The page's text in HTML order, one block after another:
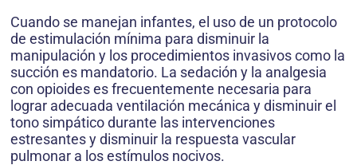
Cuando se manejan infantes, el uso de un protocolo
de estimulación mínima para disminuir la
manipulación y los procedimientos invasivos como la
succión es mandatorio. La sedación y la analgesia
con opioides es frecuentemente necesaria para
lograr adecuada ventilación mecánica y disminuir el
tono simpático durante las intervenciones
estresantes y disminuir la respuesta vascular
pulmonar a los estímulos nocivos.